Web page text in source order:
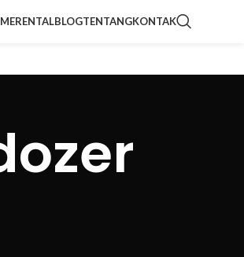
RENTALBLOGTENTANGKONTAK